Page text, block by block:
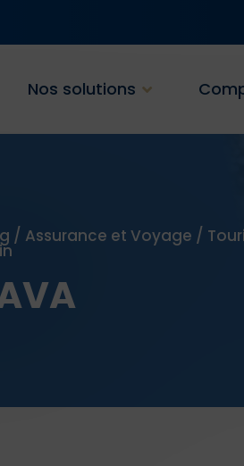
Nos solutions
/ Assurance et Voyage /